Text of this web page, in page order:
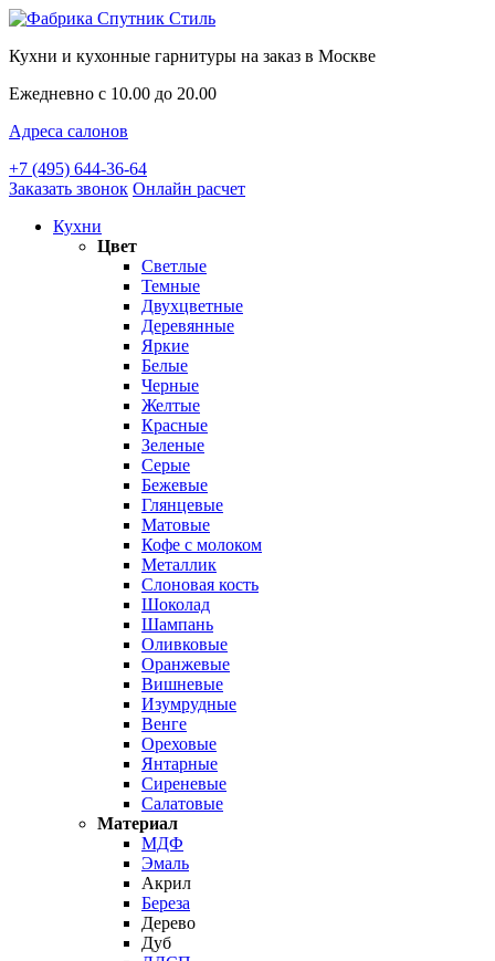
Кухни и кухонные гарнитуры на заказ в Москве
Ежедневно с 10.00 до 20.00
Адреса салонов
+7 (495) 644-36-64
Заказать звонок Онлайн расчет
Кухни
Цвет
Светлые
Темные
Двухцветные
Деревянные
Яркие
Белые
Черные
Желтые
Красные
Зеленые
Серые
Бежевые
Глянцевые
Матовые
Кофе с молоком
Металлик
Слоновая кость
Шоколад
Шампань
Оливковые
Оранжевые
Вишневые
Изумрудные
Венге
Ореховые
Янтарные
Сиреневые
Салатовые
Материал
МДФ
Эмаль
Акрил
Береза
Дерево
Дуб